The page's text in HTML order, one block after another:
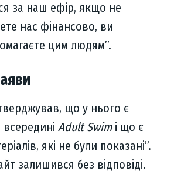
за наш ефір, якщо не
нас фінансово, ви
цим людям”.
що у нього є
Adult Swimі що є
які не були показані”.
залишився без відповіді.